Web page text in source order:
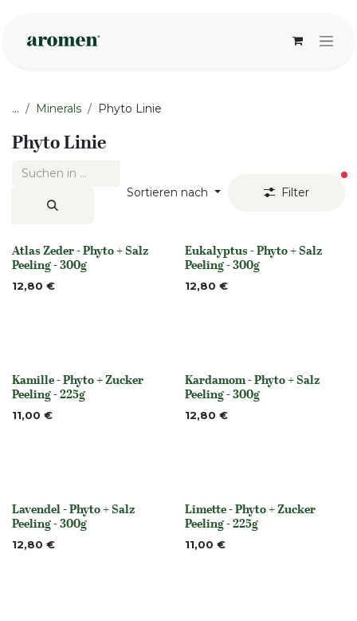
... Minerals Phyto Linie
Phyto Linie
Sortieren nach Filter
None
Atlas Zeder - Phyto + Salz
Peeling - 300g
12,80 €
None
Eukalyptus - Phyto + Salz
Peeling - 300g
12,80 €
None
Kamille - Phyto + Zucker
Peeling - 225g
11,00 €
None
Kardamom - Phyto + Salz
Peeling - 300g
12,80 €
None
Lavendel - Phyto + Salz
Peeling - 300g
12,80 €
None
Limette - Phyto + Zucker
Peeling - 225g
11,00 €